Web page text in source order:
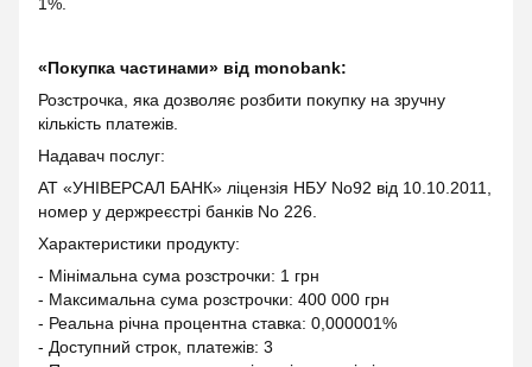
«Покупка частинами» від monobank:
Розстрочка, яка дозволяє розбити покупку на зручну
кількість платежів.
Надавач послуг:
АТ «УНІВЕРСАЛ БАНК» ліцензія НБУ No92 від 10.10.2011,
номер у держреєстрі банків No 226.
Характеристики продукту:
- Мінімальна сума розстрочки: 1 грн
- Максимальна сума розстрочки: 400 000 грн
- Реальна річна процентна ставка: 0,000001%
- Доступний строк, платежів: 3